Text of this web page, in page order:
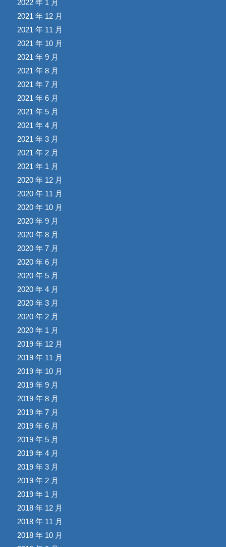
2022 年 1 月
2021 年 12 月
2021 年 11 月
2021 年 10 月
2021 年 9 月
2021 年 8 月
2021 年 7 月
2021 年 6 月
2021 年 5 月
2021 年 4 月
2021 年 3 月
2021 年 2 月
2021 年 1 月
2020 年 12 月
2020 年 11 月
2020 年 10 月
2020 年 9 月
2020 年 8 月
2020 年 7 月
2020 年 6 月
2020 年 5 月
2020 年 4 月
2020 年 3 月
2020 年 2 月
2020 年 1 月
2019 年 12 月
2019 年 11 月
2019 年 10 月
2019 年 9 月
2019 年 8 月
2019 年 7 月
2019 年 6 月
2019 年 5 月
2019 年 4 月
2019 年 3 月
2019 年 2 月
2019 年 1 月
2018 年 12 月
2018 年 11 月
2018 年 10 月